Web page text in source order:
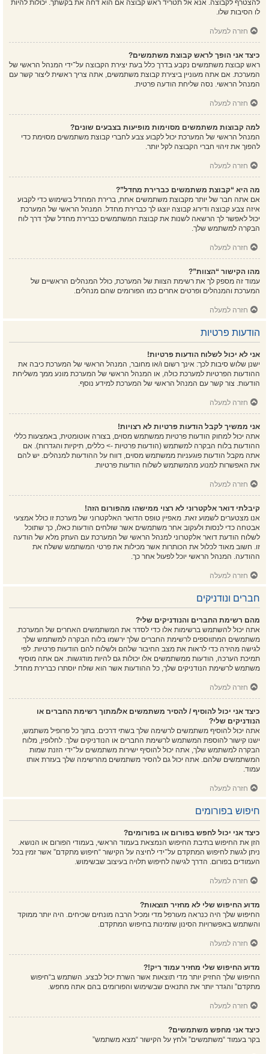
להצטרף לקבוצה. אנא אל תטריד ראש קבוצה אם הוא דחה את בקשתך. יכולות להיות
לו הסיבות שלו.
חזרה למעלה
כיצד אני הופך לראש קבוצת משתמשים?
ראש קבוצת משתמשים נקבע בדרך כלל בעת יצירת הקבוצה על־ידי המנהל הראשי של
המערכת. אם אתה מעוניין ביצירת קבוצת משתמשים, אתה צריך ראשית ליצור קשר עם
המנהל הראשי. נסה שליחת הודעה פרטית.
חזרה למעלה
למה קבוצות משתמשים מסוימות מופיעות בצבעים שונים?
המנהל הראשי של המערכת יכול לקבוע צבע לחברי קבוצת משתמשים מסוימת כדי
להפוך את זיהוי חברי הקבוצה לקל יותר.
חזרה למעלה
מה היא “קבוצת משתמשים כברירת מחדל”?
אם אתה חבר של יותר מקבוצת משתמשים אחת, ברירת המחדל בשימוש כדי לקבוע
איזה צבע קבוצה ודירוג קבוצה יוצגו לך כברירת מחדל. המנהל הראשי של המערכת
יכול לאפשר לך הרשאה לשנות את קבוצת המשתמשים כברירת מחדל שלך דרך לוח
הבקרה למשתמש שלך.
חזרה למעלה
מהו הקישור “הצוות”?
עמוד זה מספק לך את רשימת הצוות של המערכת, כולל המנהלים הראשיים של
המערכת והמנהלים ופרטים אחרים כמו הפורומים שהם מנהלים.
חזרה למעלה
הודעות פרטיות
אני לא יכול לשלוח הודעות פרטיות!
ישנן שלוש סיבות לכך: אינך רשום ו/או מחובר, המנהל הראשי של המערכת כיבה את
ההודעות הפרטיות למערכת כולה, או המנהל הראשי של המערכת מונע ממך משליחת
הודעות. צור קשר עם המנהל הראשי של המערכת למידע נוסף.
חזרה למעלה
אני ממשיך לקבל הודעות פרטיות לא רצויות!
אתה יכול למחוק הודעות פרטיות ממשתמש מסוים, בצורה אוטומטית, באמצעות כללי
ההודעות בלוח הבקרה למשתמש (הודעות פרטיות -> כללים, תיקיות והגדרות). אם
אתה מקבל הודעות פוגעניות ממשתמש מסוים, דווח על ההודעות למנהלים. יש להם
את האפשרות למנוע מהמשתמש לשלוח הודעות פרטיות.
חזרה למעלה
קיבלתי דואר אלקטרוני לא רצוי ממישהו מהפורום הזה!
אנו מצטערים לשמוע זאת. מאפיין טופס הדואר האלקטרוני של מערכת זו כולל אמצעי
אבטחה כדי לנסות ולעקוב אחר משתמשים אשר שולחים הודעות כאלו, כך שתוכל
לשלוח הודעת דואר אלקטרוני למנהל הראשי של המערכת עם העתק מלא של הודעה
זו. חשוב מאוד לכלול את הכותרות אשר מכילות את פרטי המשתמש ששלח את
ההודעה. המנהל הראשי יוכל לפעול אחר כך.
חזרה למעלה
חברים ונודניקים
מהם רשימת החברים והנודניקים שלי?
אתה יכול להשתמש ברשימות אלו כדי לסדר את המשתמשים האחרים של המערכת.
משתמשים המתווספים לרשימת החברים שלך ירשמו בלוח הבקרה למשתמש שלך
לגישה מהירה כדי לראות את מצב החיבור שלהם ולשלוח להם הודעות פרטיות. לפי
תמיכת הערכה, הודעות ממשתמשים אלו יכולות גם להיות מודגשות. אם אתה מוסיף
משתמש לרשימת הנודניקים שלך, כל ההודעות אשר הוא שולח יוסתרו כברירת מחדל.
חזרה למעלה
כיצד אני יכול להוסיף / להסיר משתמשים אל/מתוך רשימת החברים או
הנודניקים שלי?
אתה יכול להוסיף משתמשים לרשימה שלך בשתי דרכים. בתוך כל פרופיל משתמש,
ישנו קישור להוספת המשתמש לרשימת החברים או הנודניקים שלך. לחלופין, מלוח
הבקרה למשתמש שלך, אתה יכול להוסיף ישירות משתמשים על־ידי הזנת שמות
המשתמשים שלהם. אתה יכול גם להסיר משתמשים מהרשימה שלך בעזרת אותו
עמוד.
חזרה למעלה
חיפוש בפורומים
כיצד אני יכול לחפש בפורום או בפורומים?
הזן את החיפוש בתיבת החיפוש הנמצאת בעמוד הראשי, בעמודי הפורום או הנושא.
ניתן לגשת לחיפוש המתקדם על־ידי לחיצה על הקישור “חיפוש מתקדם” אשר זמין בכל
העמודים בפורום. הדרך לגישה לחיפוש תלויה בעיצוב שבשימוש.
חזרה למעלה
מדוע החיפוש שלי לא מחזיר תוצאות?
החיפוש שלך היה כנראה מעורפל מדי ומכיל הרבה מונחים שכיחים. היה יותר ממוקד
והשתמש באפשרויות הסינון שזמינות בחיפוש המתקדם.
חזרה למעלה
מדוע החיפוש שלי מחזיר עמוד ריק!?
החיפוש שלך החזיק יותר מדי תוצאות אשר השרת יכול לבצע. השתמש ב“חיפוש
מתקדם” והגדר יותר את התנאים שבשימוש והפורומים בהם אתה מחפש.
חזרה למעלה
כיצד אני מחפש משתמשים?
בקר בעמוד “משתמשים” ולחץ על הקישור “מצא משתמש”